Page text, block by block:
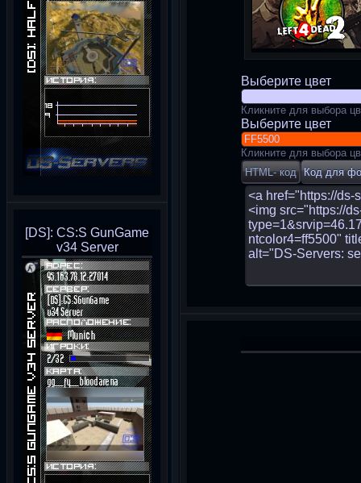
[DS]: CS:S GunGame
v34 Server
Выберите цвет
Кликните для выбора
Выберите цвет
Кликните для выбора